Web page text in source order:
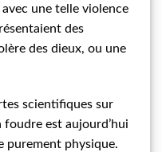
une telle violence
des
des dieux, ou une
scientifiques sur
foudre est aujourd’hui
purement physique.